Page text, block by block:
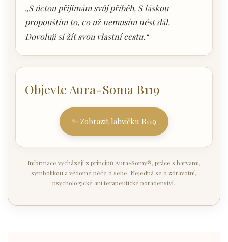
„S úctou přijímám svůj příběh. S láskou
propouštím to, co už nemusím nést dál.
Dovoluji si žít svou vlastní cestu.“
Objevte Aura-Soma B119
✨ Zobrazit lahvičku B119
Informace vycházejí z principů Aura-Somy®, práce s barvami,
symbolikou a vědomé péče o sebe. Nejedná se o zdravotní,
psychologické ani terapeutické poradenství.